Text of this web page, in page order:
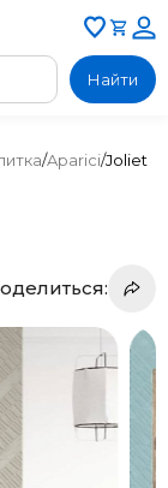
Найти
/Aparici/Joliet